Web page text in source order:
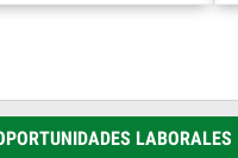
LABORALES